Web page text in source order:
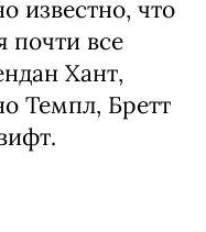
известно, что
почти все
Хант,
Темпл, Бретт